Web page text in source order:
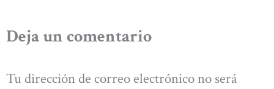
Deja un comentario
Tu dirección de correo electrónico no será